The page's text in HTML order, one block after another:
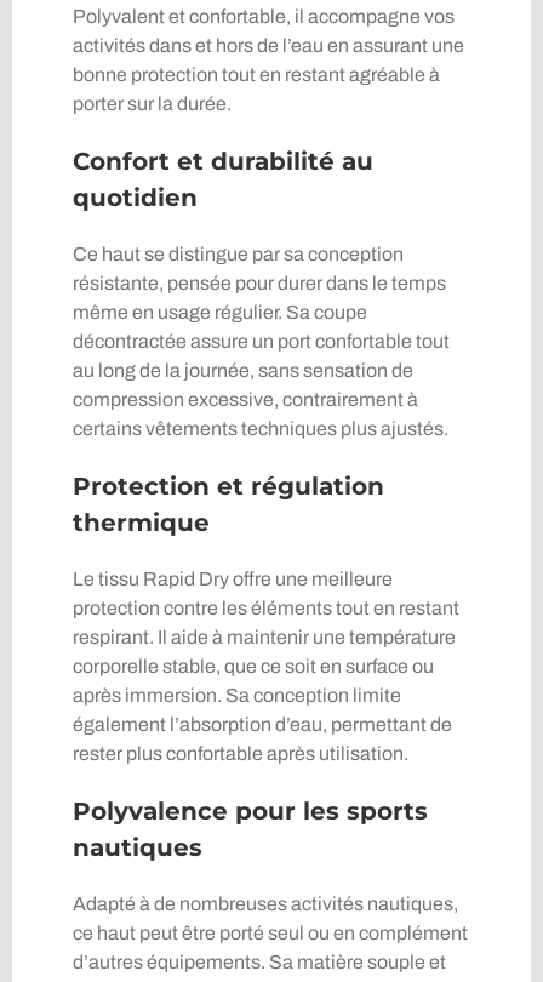
Polyvalent et confortable, il accompagne vos
activités dans et hors de l’eau en assurant une
bonne protection tout en restant agréable à
porter sur la durée.
Confort et durabilité au
quotidien
Ce haut se distingue par sa conception
résistante, pensée pour durer dans le temps
même en usage régulier. Sa coupe
décontractée assure un port confortable tout
au long de la journée, sans sensation de
compression excessive, contrairement à
certains vêtements techniques plus ajustés.
Protection et régulation
thermique
Le tissu Rapid Dry offre une meilleure
protection contre les éléments tout en restant
respirant. Il aide à maintenir une température
corporelle stable, que ce soit en surface ou
après immersion. Sa conception limite
également l’absorption d’eau, permettant de
rester plus confortable après utilisation.
Polyvalence pour les sports
nautiques
Adapté à de nombreuses activités nautiques,
ce haut peut être porté seul ou en complément
d’autres équipements. Sa matière souple et